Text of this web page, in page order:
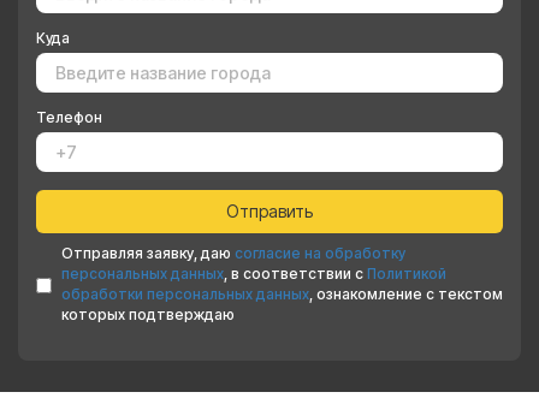
Куда
Телефон
Отправляя заявку, даю согласие на обработку
персональных данных, в соответствии с Политикой
обработки персональных данных, ознакомление с текстом
которых подтверждаю